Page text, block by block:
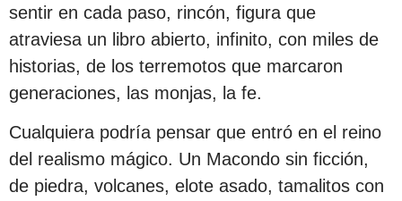
sentir en cada paso, rincón, figura que
atraviesa un libro abierto, infinito, con miles de
historias, de los terremotos que marcaron
generaciones, las monjas, la fe.
Cualquiera podría pensar que entró en el reino
del realismo mágico. Un Macondo sin ficción,
de piedra, volcanes, elote asado, tamalitos con